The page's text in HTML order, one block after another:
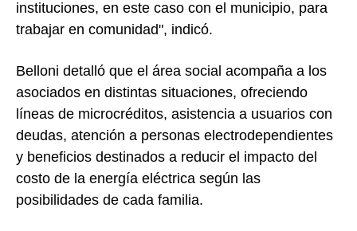
instituciones, en este caso con el municipio, para
trabajar en comunidad", indicó.
Belloni detalló que el área social acompaña a los
asociados en distintas situaciones, ofreciendo
líneas de microcréditos, asistencia a usuarios con
deudas, atención a personas electrodependientes
y beneficios destinados a reducir el impacto del
costo de la energía eléctrica según las
posibilidades de cada familia.